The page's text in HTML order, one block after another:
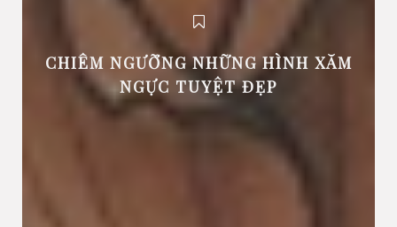
CHIÊM NGƯỠNG NHỮNG HÌNH XĂM
NGỰC TUYỆT ĐẸP